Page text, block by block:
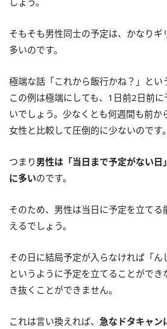
そもそも男性同士の予定は、かなり
多いのです。
極端な話「これから飯行かね？」とい
この例は極端にしても、1日前2日前
いでしょう。少なくとも何週間も前か
女性と比較して圧倒的に少ないのです。
つまり 男性は「当日まで予定がない日
に多いのです。
そのため、男性は当日に予定を立てる
えるでしょう。
その日に結局予定が入らなければ「ん
というように予定を立てることができ
き抜くことができません。
これは言い換えれば、 急なドタキャン